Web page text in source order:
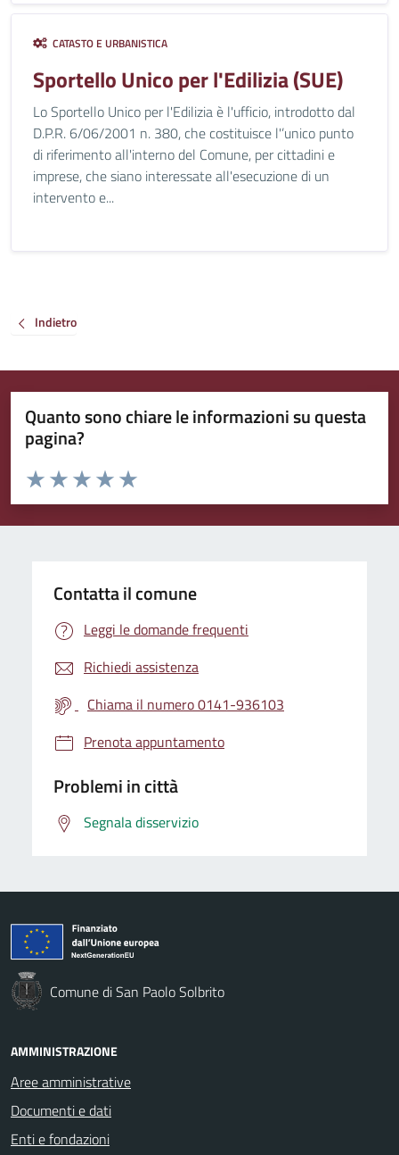
CATASTO E URBANISTICA
Sportello Unico per l'Edilizia (SUE)
Lo Sportello Unico per l'Edilizia è l'ufficio, introdotto dal
D.P.R. 6/06/2001 n. 380, che costituisce l'’unico punto
di riferimento all'interno del Comune, per cittadini e
imprese, che siano interessate all'esecuzione di un
intervento e...
Indietro
Quanto sono chiare le informazioni su questa
pagina?
Valuta da 1 a 5 stelle la pagina
Valuta 5 stelle su 5
Valuta 4 stelle su 5
Valuta 3 stelle su 5
Valuta 2 stelle su 5
Valuta 1 stelle su 5
Contatta il comune
Leggi le domande frequenti
Richiedi assistenza
Chiama il numero 0141-936103
Prenota appuntamento
Problemi in città
Segnala disservizio
Comune di San Paolo Solbrito
AMMINISTRAZIONE
Aree amministrative
Documenti e dati
Enti e fondazioni